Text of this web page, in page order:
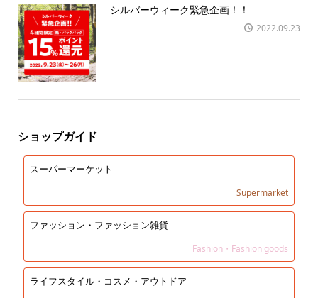
シルバーウィーク緊急企画！！
2022.09.23
ショップガイド
スーパーマーケット
Supermarket
ファッション・ファッション雑貨
Fashion・Fashion goods
ライフスタイル・コスメ・アウトドア